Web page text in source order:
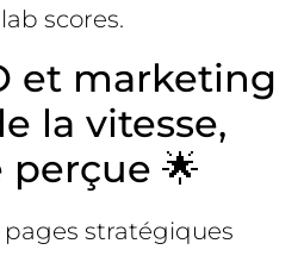
scores.
et marketing
la vitesse,
🌟
stratégiques